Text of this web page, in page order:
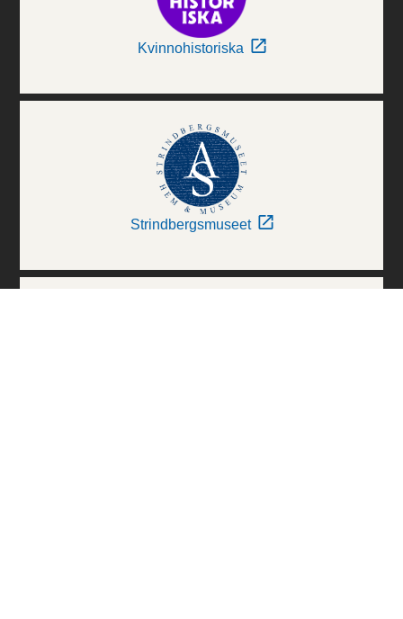
Kvinnohistoriska
Strindbergsmuseet